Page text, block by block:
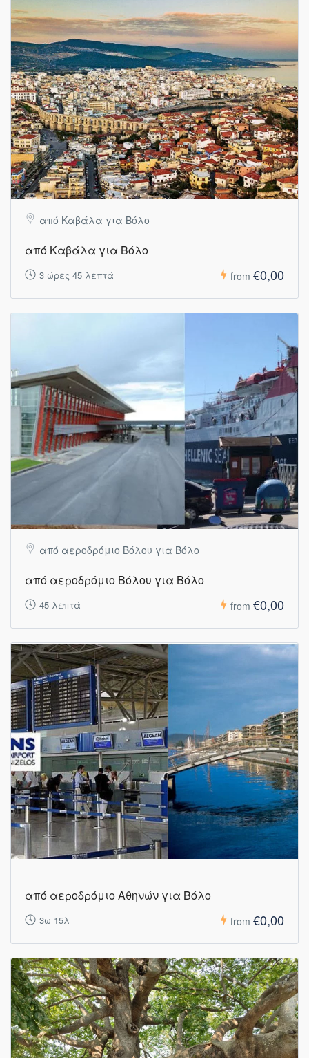
από Καβάλα για Βόλο
από Καβάλα για Βόλο
3 ώρες 45 λεπτά from €0,00
από αεροδρόμιο Βόλου για Βόλο
από αεροδρόμιο Βόλου για Βόλο
45 λεπτά from €0,00
από αεροδρόμιο Αθηνών για Βόλο
3ω 15λ from €0,00